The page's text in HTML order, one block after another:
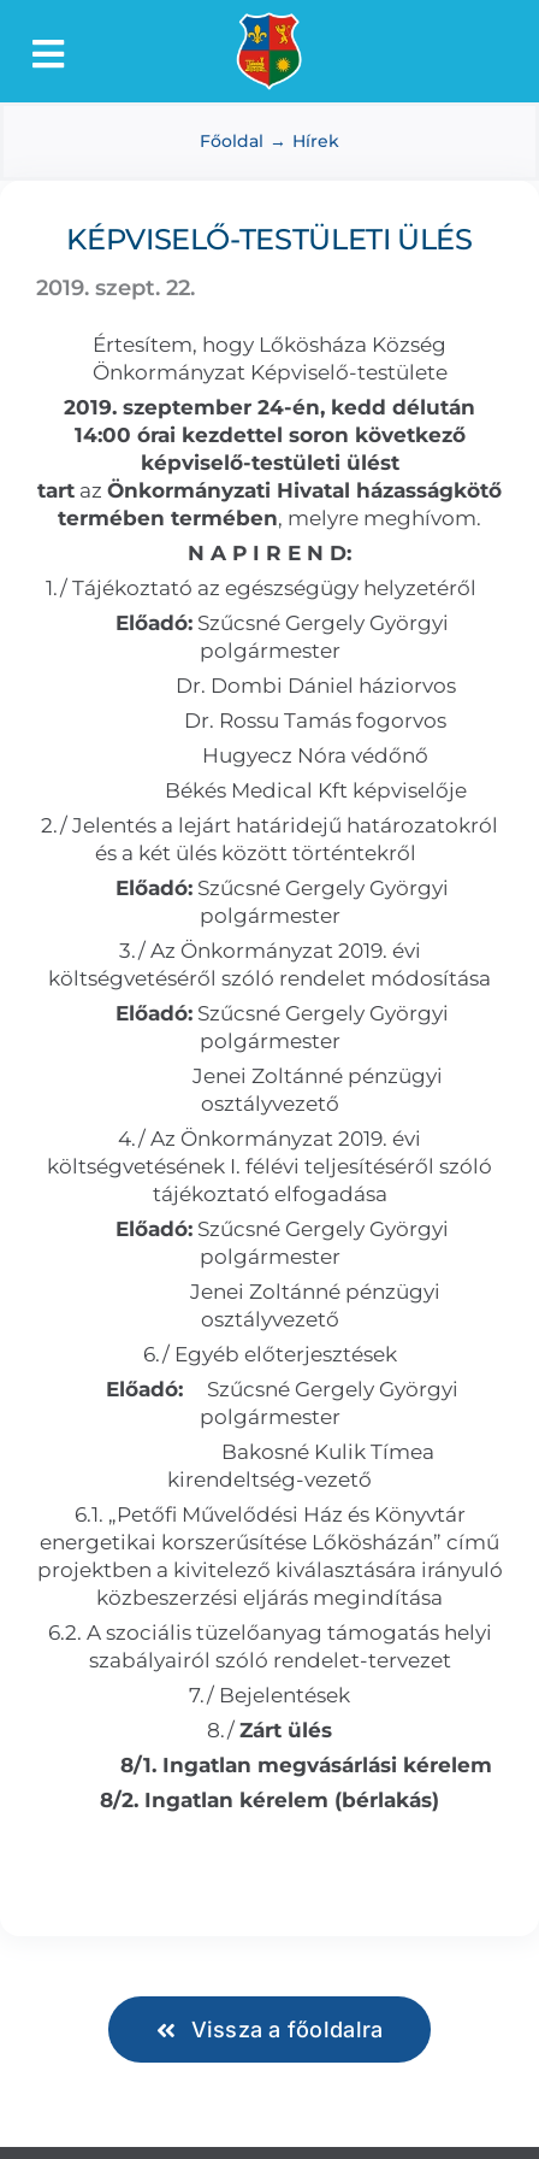
Toggle
Lőkösháza
Dokumentumtár
Média
Választás
Főoldal Hírek
KÉPVISELŐ-TESTÜLETI ÜLÉS
2019. szept. 22.
Értesítem, hogy Lőkösháza Község
Önkormányzat Képviselő-testülete
2019. szeptember 24-én, kedd délután
14:00 órai kezdettel soron következő
képviselő-testületi ülést
tart az Önkormányzati Hivatal házasságkötő
termében termében, melyre meghívom.
N A P I R E N D:
1./ Tájékoztató az egészségügy helyzetéről
Előadó:Szűcsné Gergely Györgyi
polgármester
Dr. Dombi Dániel háziorvos
Dr. Rossu Tamás fogorvos
Hugyecz Nóra védőnő
Békés Medical Kft képviselője
2./ Jelentés a lejárt határidejű határozatokról
és a két ülés között történtekről
Előadó:Szűcsné Gergely Györgyi
polgármester
3./ Az Önkormányzat 2019. évi
költségvetéséről szóló rendelet módosítása
Előadó:Szűcsné Gergely Györgyi
polgármester
Jenei Zoltánné pénzügyi
osztályvezető
4./ Az Önkormányzat 2019. évi
költségvetésének I. félévi teljesítéséről szóló
tájékoztató elfogadása
Előadó:Szűcsné Gergely Györgyi
polgármester
Jenei Zoltánné pénzügyi
osztályvezető
6./ Egyéb előterjesztések
Előadó:Szűcsné Gergely Györgyi
polgármester
Bakosné Kulik Tímea
kirendeltség-vezető
6.1. „Petőfi Művelődési Ház és Könyvtár
energetikai korszerűsítése Lőkösházán” című
projektben a kivitelező kiválasztására irányuló
közbeszerzési eljárás megindítása
6.2. A szociális tüzelőanyag támogatás helyi
szabályairól szóló rendelet-tervezet
7./ Bejelentések
8./ Zárt ülés
8/1. Ingatlan megvásárlási kérelem
8/2. Ingatlan kérelem (bérlakás)
Vissza a főoldalra